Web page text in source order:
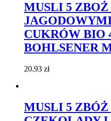
MUSLI 5
CUKRÓW BIO
BOHLSENER
20.93 zł
MUSLI 5